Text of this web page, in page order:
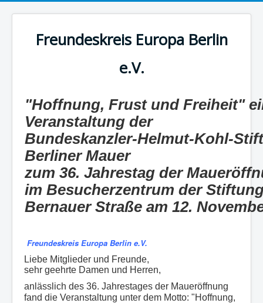
Freundeskreis Europa Berlin
e.V.
"Hoffnung, Frust und Freiheit"
Veranstaltung der
Bundeskanzler-Helmut-Kohl-
Berliner Mauer
zum 36. Jahrestag der
im Besucherzentrum der
Bernauer Straße am 12.
Freundeskreis Europa Berlin e.V.
Liebe Mitglieder und Freunde,
sehr geehrte Damen und Herren,
anläss lich des 36. Jahrestages der Maueröffnung
fand die Veranstaltung unter dem Motto: "Hoffnung,